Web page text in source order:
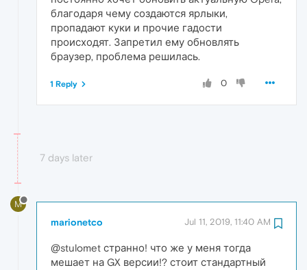
благодаря чему создаются ярлыки,
пропадают куки и прочие гадости
происходят. Запретил ему обновлять
браузер, проблема решилась.
0
1 Reply
7 days later
M
marionetco Jul 11, 2019, 11:40 AM
@stulomet странно! что же у меня тогда
мешает на GX версии!? стоит стандартный